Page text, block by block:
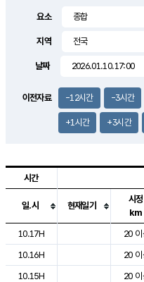
3.8m/s
요소
지역
날짜
이전자료 -12시간 -3시간
+1시간 +3시간
도시별 기상실황표로 지점, 날
시간
일.시 현재일기
시정
km
10.17H
20 이
10.16H
20 이
10.15H
20 이